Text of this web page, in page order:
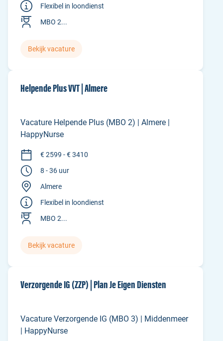
Flexibel in loondienst
MBO 2...
Bekijk vacature
Helpende Plus VVT | Almere
Vacature Helpende Plus (MBO 2) | Almere |
HappyNurse
€ 2599 - € 3410
8 - 36 uur
Almere
Flexibel in loondienst
MBO 2...
Bekijk vacature
Verzorgende IG (ZZP) | Plan Je Eigen Diensten
Vacature Verzorgende IG (MBO 3) | Middenmeer
| HappyNurse